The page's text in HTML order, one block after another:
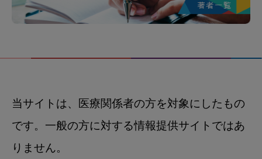
当サイトは、医療関係者の方を対象にしたもの
です。一般の方に対する情報提供サイトではあ
りません。